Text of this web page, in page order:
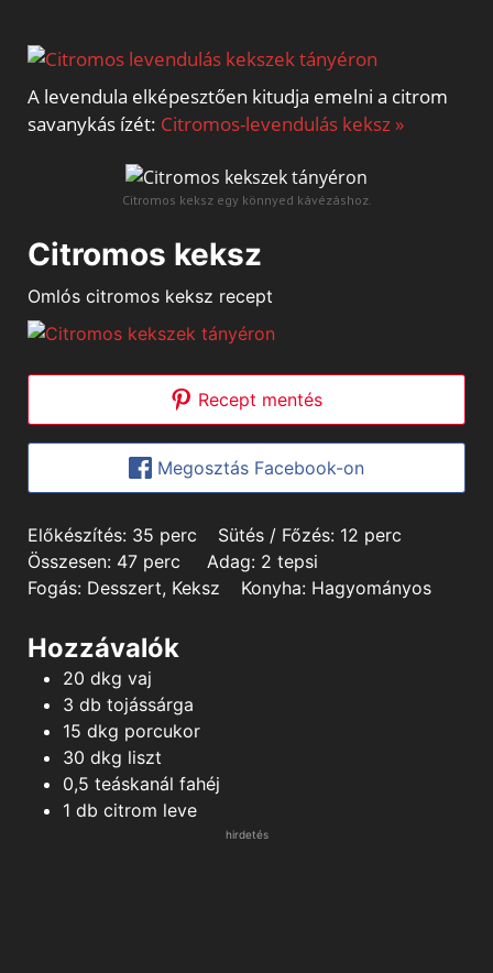
A levendula elképesztően kitudja emelni a citrom
savanykás ízét: Citromos-levendulás keksz »
Citromos keksz egy könnyed kávézáshoz.
Citromos keksz
Omlós citromos keksz recept
Recept mentés
Megosztás Facebook-on
Előkészítés: 35minutes
perc Sütés / Főzés: 12 minutes
perc
Összesen: 47minutes
perc Adag: 2 tepsi
Fogás: Desszert, Keksz Konyha: Hagyományos
Hozzávalók
20 dkg vaj
3 db tojássárga
15 dkg porcukor
30 dkg liszt
0,5 teáskanál fahéj
1 db citrom leve
hirdetés